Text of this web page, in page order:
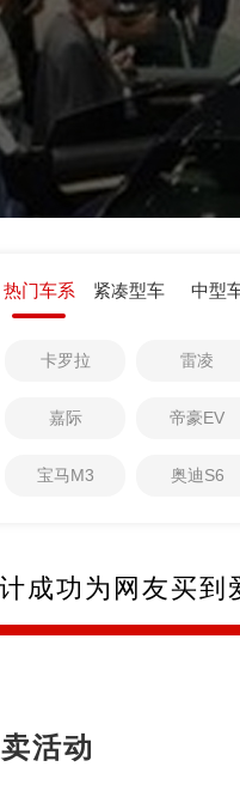
热门车系 紧凑型车 中型
卡罗拉 雷凌
嘉际 帝豪EV
宝马M3 奥迪S6
成功为网友买到
活动